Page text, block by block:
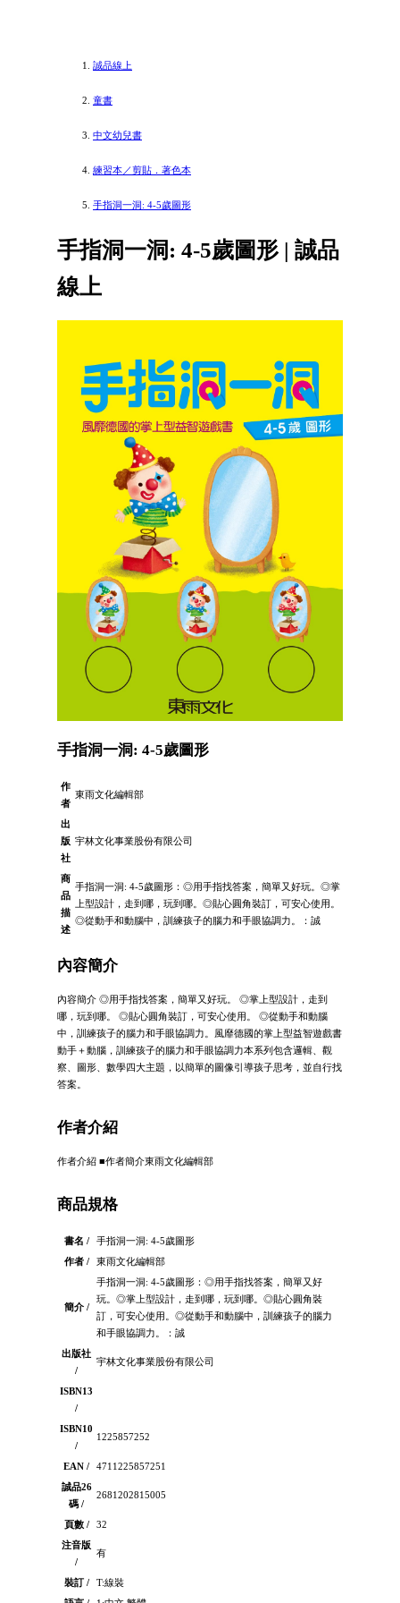
誠品線上
童書
中文幼兒書
練習本／剪貼．著色本
手指洞一洞: 4-5歲圖形
手指洞一洞: 4-5歲圖形 | 誠品
線上
手指洞一洞: 4-5歲圖形
作
者
東雨文化編輯部
出
版
社
宇林文化事業股份有限公司
商
品
描
述
手指洞一洞: 4-5歲圖形：◎用手指找答案，簡單又好玩。◎掌
上型設計，走到哪，玩到哪。◎貼心圓角裝訂，可安心使用。
◎從動手和動腦中，訓練孩子的腦力和手眼協調力。：誠
內容簡介
內容簡介 ◎用手指找答案，簡單又好玩。 ◎掌上型設計，走到
哪，玩到哪。 ◎貼心圓角裝訂，可安心使用。 ◎從動手和動腦
中，訓練孩子的腦力和手眼協調力。風靡德國的掌上型益智遊戲書
動手＋動腦，訓練孩子的腦力和手眼協調力本系列包含邏輯、觀
察、圖形、數學四大主題，以簡單的圖像引導孩子思考，並自行找
答案。
作者介紹
作者介紹 ■作者簡介東雨文化編輯部
商品規格
書名 /
手指洞一洞: 4-5歲圖形
作者 /
東雨文化編輯部
簡介 /
手指洞一洞: 4-5歲圖形：◎用手指找答案，簡單又好
玩。◎掌上型設計，走到哪，玩到哪。◎貼心圓角裝
訂，可安心使用。◎從動手和動腦中，訓練孩子的腦力
和手眼協調力。：誠
出版社
/
宇林文化事業股份有限公司
ISBN13
/
ISBN10
/
1225857252
EAN /
4711225857251
誠品26
碼 /
2681202815005
頁數 /
32
注音版
/
有
裝訂 /
T:線裝